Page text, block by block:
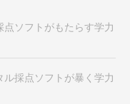
ソフトがもたらす学力
採点ソフトが暴く学力